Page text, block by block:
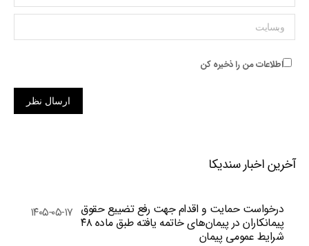
وبسایت
اطلاعات من را ذخیره کن
ارسال نظر
آخرین اخبار سندیکا
درخواست حمایت و اقدام جهت رفع تضییع حقوق
پیمانکاران در پیمان‌های خاتمه یافته طبق ماده ۴۸
شرایط عمومی پیمان
۱۴۰۵-۰۵-۱۷